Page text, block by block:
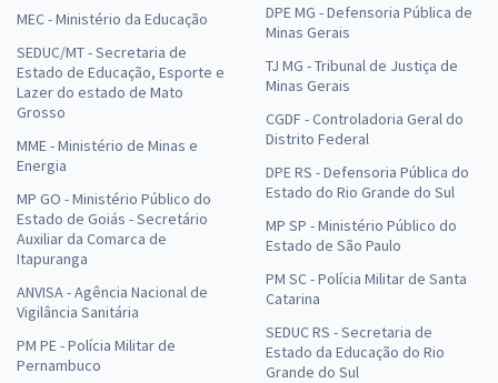
MEC - Ministério da Educação
SEDUC/MT - Secretaria de
Estado de Educação, Esporte e
Lazer do estado de Mato
Grosso
MME - Ministério de Minas e
Energia
MP GO - Ministério Público do
Estado de Goiás - Secretário
Auxiliar da Comarca de
Itapuranga
ANVISA - Agência Nacional de
Vigilância Sanitária
PM PE - Polícia Militar de
Pernambuco
DPE MG - Defensoria Pública de
Minas Gerais
TJ MG - Tribunal de Justiça de
Minas Gerais
CGDF - Controladoria Geral do
Distrito Federal
DPE RS - Defensoria Pública do
Estado do Rio Grande do Sul
MP SP - Ministério Público do
Estado de São Paulo
PM SC - Polícia Militar de Santa
Catarina
SEDUC RS - Secretaria de
Estado da Educação do Rio
Grande do Sul